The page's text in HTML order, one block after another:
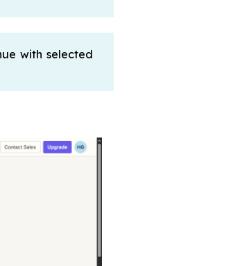
with selected